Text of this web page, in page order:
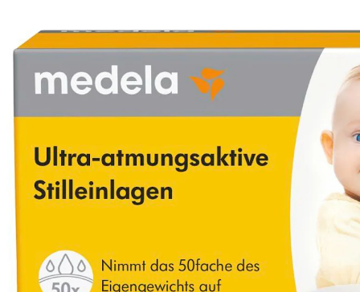
13,99 €
UVP 15,99 €
inkl. MwSt. und zzgl.Versandkosten
In den Warenkorb
Lieferung nach Hause
Filialabholung